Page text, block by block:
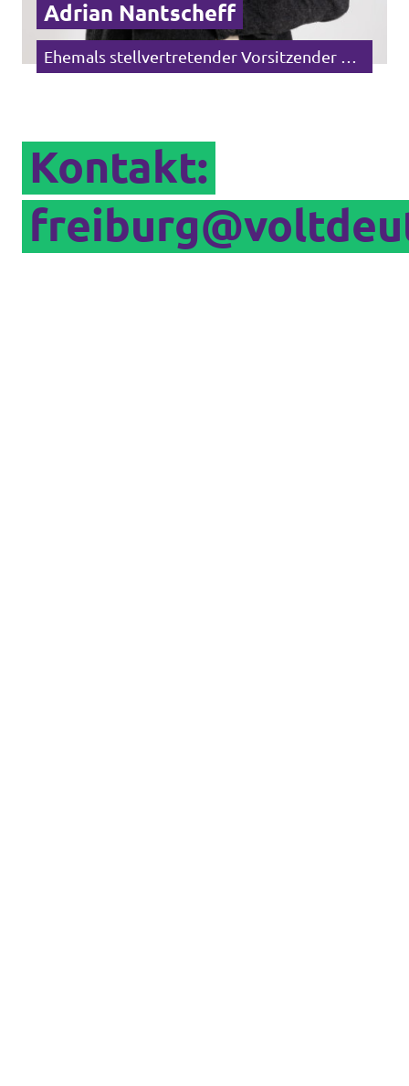
Adrian Nantscheff
Ehemals stellvertretender Vorsitzender Baden-Württemberg
Kontakt: